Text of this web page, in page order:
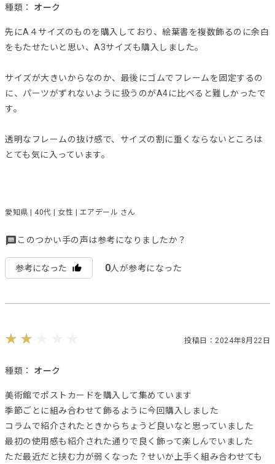
種類： オーク
先にA４サイズのものを購入しており、絵葉書を複数飾るのに余白
をもたせたいと思い、A3サイズも購入しました。
サイズが大きいからなのか、最後にゴムでフレームを固定するの
に、パーツがずれないように扱うのがA4に比べると難しかったで
す。
透明なフレームの抜け感で、サイズの割に重くならないところは
とても気に入っています。
愛知県 | 40代 | 女性 | エアデール さん
このつかい手の声は参考になりましたか？
参考になった 0人が参考になった
投稿日：2024年8月22日
種類： オーク
美術館でポストカードを購入して集めています
季節ごとに組み合わせて飾るように今回購入しました
コラムで紹介されたときからちょうど良いなと思っていました
最初の使用感も紹介された通りで良く飾って楽しんでいました
ただ最近だと挟む力が弱くなった？せいか上手く組み合わせても